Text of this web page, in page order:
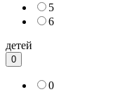
5
6
детей
0
0